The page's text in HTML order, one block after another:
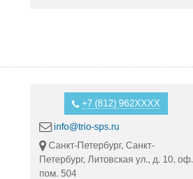
+7 (812) 962XXXX
info@trio-sps.ru
Санкт-Петербург, Санкт-
Петербург, Литовская ул., д. 10, оф.
пом. 504